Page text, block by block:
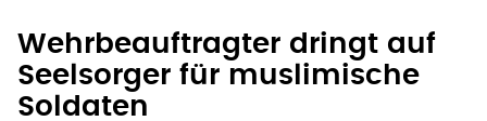
Wehrbeauftragter dringt auf
Seelsorger für muslimische
Soldaten